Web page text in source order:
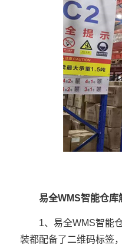
易全WMS智能仓库
1、易全WMS智能仓
装都配备了二维码标签